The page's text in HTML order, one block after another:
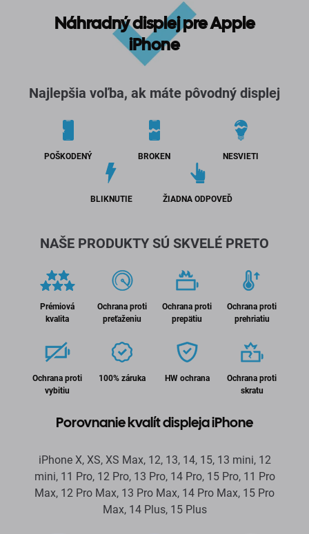
Náhradný displej pre Apple
iPhone
Najlepšia voľba, ak máte pôvodný displej
POŠKODENÝ BROKEN NESVIETI
BLIKNUTIE ŽIADNA ODPOVEĎ
NAŠE PRODUKTY SÚ SKVELÉ PRETO
Prémiová
kvalita
Ochrana proti
preťaženiu
Ochrana proti
prepätiu
Ochrana proti
prehriatiu
Ochrana proti
vybitiu
100% záruka HW ochrana
Ochrana proti
skratu
Porovnanie kvalít displeja iPhone
iPhone X, XS, XS Max, 12, 13, 14, 15, 13 mini, 12
mini, 11 Pro, 12 Pro, 13 Pro, 14 Pro, 15 Pro, 11 Pro
Max, 12 Pro Max, 13 Pro Max, 14 Pro Max, 15 Pro
Max, 14 Plus, 15 Plus